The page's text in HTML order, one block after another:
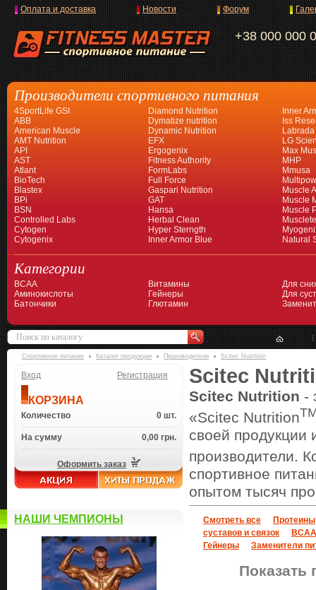
+38 000 000
Оплата и доставка Новости Форум
Производители спортивного питания
4SportLife GSI
ABB
American Muscle
AMT Nutrition
API
AST
Atlant
BioTech
Blastex
BPi
BSN
Controlled Labs
Cytogen
Cytogenix
Diamond Nutrition
Dymatize nutrition
Dynamic Nutrition
EFX
Ergogenix
Fitness Authority
FormLabs
Full Force
Gaspari Nutrition
GAT
Hansa
Herbal Clean
Hyper Sterngth
Inner Armor Blue
Inner
Iss
Labrada
LG
Max
MHP
Mmusa
Muscle
Muscle
Muscle
Natural
Категории
BCAA
Аминокислоты
Батончики
Витамины
Гейнеры
Глютамин
Для
Для
Спортивное питание Каталог продукции Производители Scitec Nutrition
Вход Регистрация
КОРЗИНА
Количество 0 шт.
На сумму 0,00 грн.
Оформить заказ
НАШИ ЧЕМПИОНЫ
Scitec
Scitec Nutrition -
«Scitec Nutrition
своей продукции
производители.
спортивное
опытом тысяч
Смотреть все
Протеины
суставов и связок
BCAA
Гейнеры
Заменители
Показать